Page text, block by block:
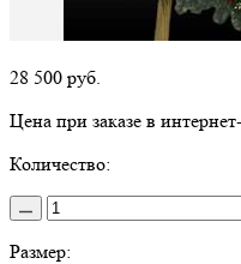
28 500 руб.
Цена при заказе в
Количество:
Размер: